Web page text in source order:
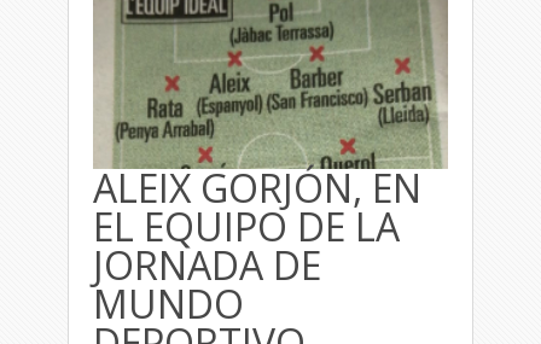
ALEIX GORJÓN, EN
EL EQUIPO DE LA
JORNADA DE
MUNDO